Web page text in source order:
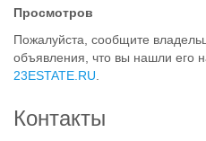
Просмотров
Пожалуйста, сообщите
объявления, что вы нашли его
23ESTATE.RU
Контакты